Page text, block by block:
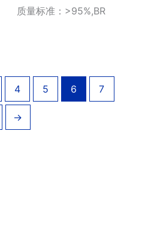
质量标准：>95%,BR
4 5 6 7
→